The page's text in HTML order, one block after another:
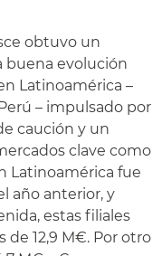
obtuvo un
buena evolución
Latinoamérica –
– impulsado por
caución y un
clave como
Latinoamérica fue
año anterior, y
estas filiales
12,9 M€. Por otro